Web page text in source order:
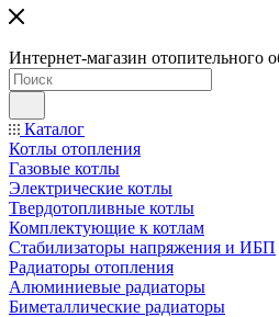
Интернет-магазин отопительного
Каталог
Котлы отопления
Газовые котлы
Электрические котлы
Твердотопливные котлы
Комплектующие к котлам
Стабилизаторы напряжения и ИБП
Радиаторы отопления
Алюминиевые радиаторы
Биметаллические радиаторы